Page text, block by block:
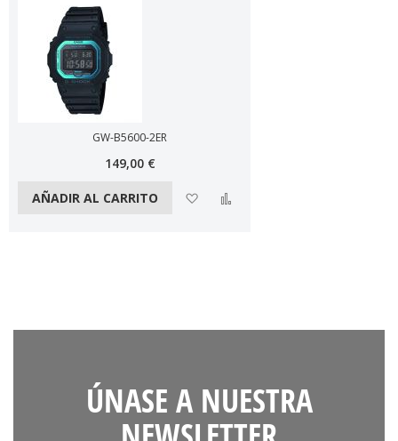
GW-B5600-2ER
149,00 €
AÑADIR AL CARRITO Añadir a la lista de deseos
ÚNASE A NUESTRA